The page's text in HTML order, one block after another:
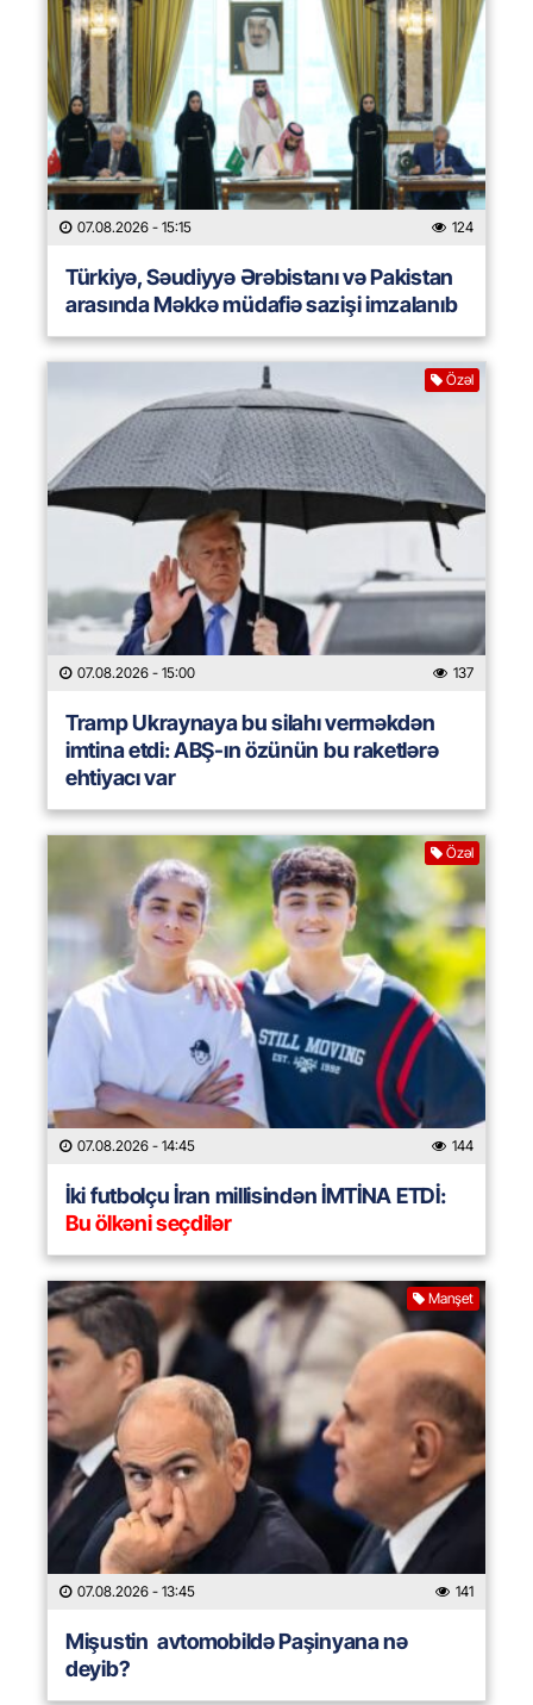
07.08.2026 - 15:15 124
Türkiyə, Səudiyyə Ərəbistanı və Pakistan
arasında Məkkə müdafiə sazişi imzalanıb
Özəl
07.08.2026 - 15:00 137
Tramp Ukraynaya bu silahı verməkdən
imtina etdi: ABŞ-ın özünün bu raketlərə
ehtiyacı var
Özəl
07.08.2026 - 14:45 144
İki futbolçu İran millisindən İMTİNA ETDİ:
Bu ölkəni seçdilər
Manşet
07.08.2026 - 13:45 141
Mişustin avtomobildə Paşinyana nə
deyib?